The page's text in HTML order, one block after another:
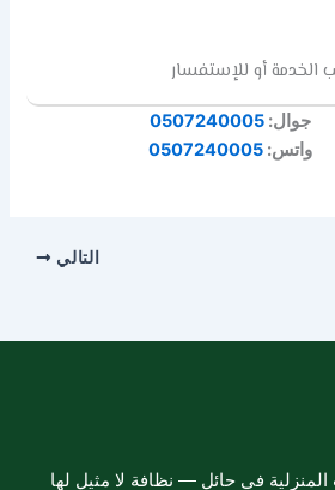
الخدمة أو للإستفسار
جوال:0507240005
واتس:0507240005
التالي
المنزلية في حائل — نظافة لا مثيل لها